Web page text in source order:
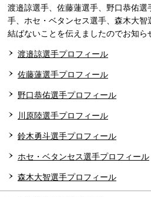
渡邉諒選手、佐藤蓮選手、野口恭佑
手、ホセ・ベタンセス選手、森木大
結ばないことを伝えましたのでお知ら
渡邉諒選手プロフィール
佐藤蓮選手プロフィール
野口恭佑選手プロフィール
川原陸選手プロフィール
鈴木勇斗選手プロフィール
ホセ・ベタンセス選手プロフィール
森木大智選手プロフィール